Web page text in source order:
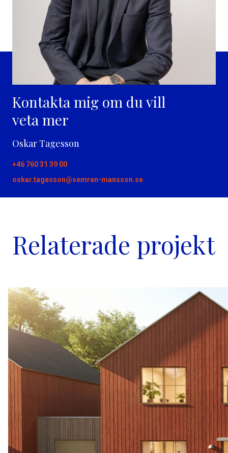
Kontakta mig om du vill
veta mer
Oskar Tagesson
+46 760 31 39 00
oskar.tagesson@semren-mansson.se
Relaterade projekt